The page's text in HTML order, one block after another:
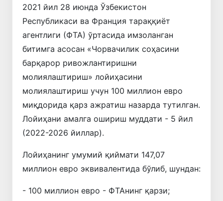
2021 йил 28 июнда Ўзбекистон
Республикаси ва Франция тараққиёт
агентлиги (ФТА) ўртасида имзоланган
битимга асосан «Чорвачилик соҳасини
барқарор ривожлантиришни
молиялаштириш» лойиҳасини
молиялаштириш учун 100 миллион евро
миқдорида қарз ажратиш назарда тутилган.
Лойиҳани амалга ошириш муддати - 5 йил
(2022-2026 йиллар).
Лойиҳанинг умумий қиймати 147,07
миллион евро эквивалентида бўлиб, шундан:
- 100 миллион евро - ФТАнинг қарзи;